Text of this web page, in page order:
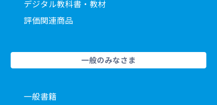
デジタル教科書・教材
評価関連商品
一般のみなさま
一般書籍